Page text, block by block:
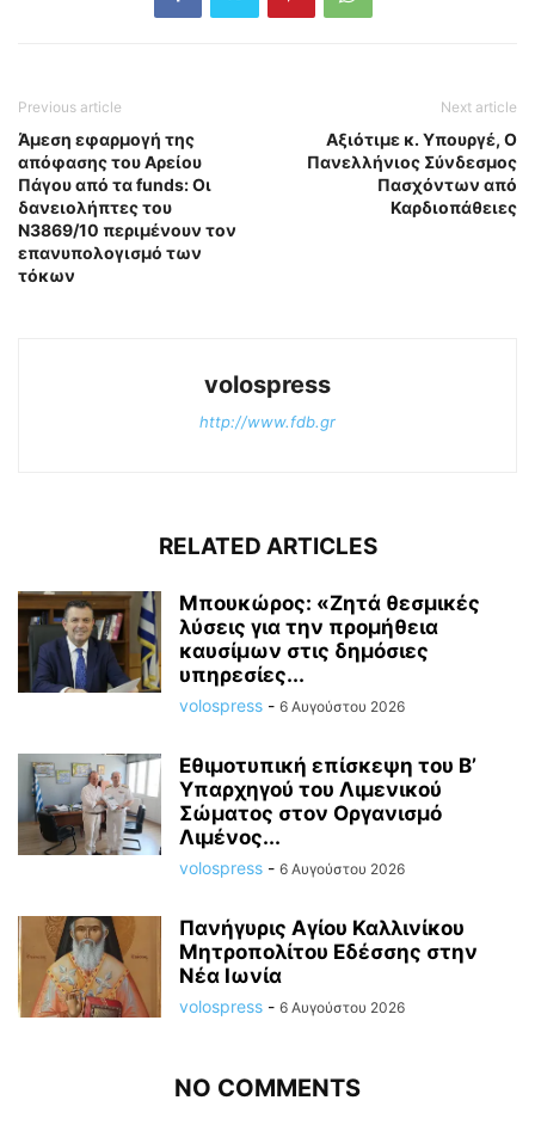
Previous article
Άμεση εφαρμογή της
απόφασης του Αρείου
Πάγου από τα funds: Οι
δανειολήπτες του
Ν3869/10 περιμένουν τον
επανυπολογισμό των
τόκων
Next article
Αξιότιμε κ. Υπουργέ, Ο
Πανελλήνιος Σύνδεσμος
Πασχόντων από
Καρδιοπάθειες
volospress
http://www.fdb.gr
RELATED ARTICLES
Μπουκώρος: «Ζητά θεσμικές
λύσεις για την προμήθεια
καυσίμων στις δημόσιες
υπηρεσίες...
volospress - 6 Αυγούστου 2026
Εθιμοτυπική επίσκεψη του Β’
Υπαρχηγού του Λιμενικού
Σώματος στον Οργανισμό
Λιμένος...
volospress - 6 Αυγούστου 2026
Πανήγυρις Αγίου Καλλινίκου
Μητροπολίτου Εδέσσης στην
Νέα Ιωνία
volospress - 6 Αυγούστου 2026
NO COMMENTS